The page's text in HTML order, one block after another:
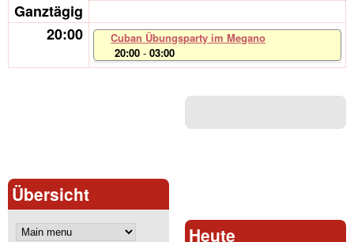
Ganztägig
20:00
Cuban Übungsparty im Megano
20:00 -03:00
Übersicht
Heute